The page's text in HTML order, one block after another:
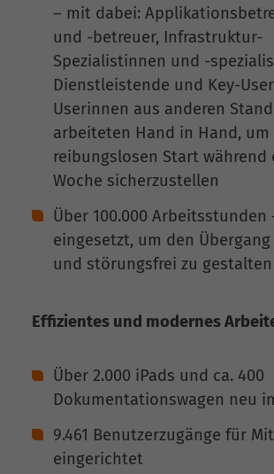
– mit dabei:
und -betreuer, Infrastruktur-
Spezialistinnen und -
Dienstleistende und Key-
Userinnen aus anderen
arbeiteten Hand in Hand, um
reibungslosen Start während
Woche sicherzustellen
Über 100.000 Arbeitsstunden
eingesetzt, um den
und störungsfrei zu gestalten
Effizientes und modernes
Über 2.000 iPads und ca. 400
Dokumentationswagen neu
9.461 Benutzerzugänge für
eingerichtet